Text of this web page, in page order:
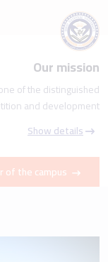
Our mission
of the distinguished
and development.
Show details
of the campus